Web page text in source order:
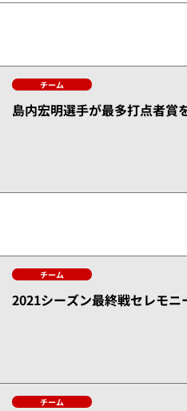
チーム
島内宏明選手が最多打点者賞
チーム
2021シーズン最終戦セレモ
チーム